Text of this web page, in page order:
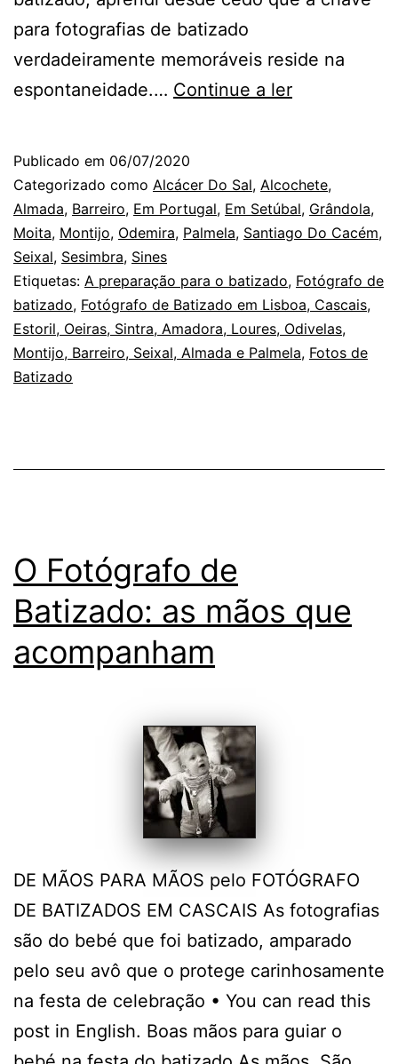
para fotografias de batizado
verdadeiramente memoráveis reside na
espontaneidade.… Continue a lerFotógrafo
em
Almada:
as
crianças
e
os
fotógrafos
Publicado em 06/07/2020
Categorizado como Alcácer Do Sal, Alcochete,
Almada, Barreiro, Em Portugal, Em Setúbal, Grândola,
Moita, Montijo, Odemira, Palmela, Santiago Do Cacém,
Seixal, Sesimbra, Sines
Etiquetas: A preparação para o batizado, Fotógrafo de
batizado, Fotógrafo de Batizado em Lisboa, Cascais,
Estoril, Oeiras, Sintra, Amadora, Loures, Odivelas,
Montijo, Barreiro, Seixal, Almada e Palmela, Fotos de
Batizado
O Fotógrafo de
Batizado: as mãos que
acompanham
DE MÃOS PARA MÃOS pelo FOTÓGRAFO
DE BATIZADOS EM CASCAIS As fotografias
são do bebé que foi batizado, amparado
pelo seu avô que o protege carinhosamente
na festa de celebração • You can read this
post in English. Boas mãos para guiar o